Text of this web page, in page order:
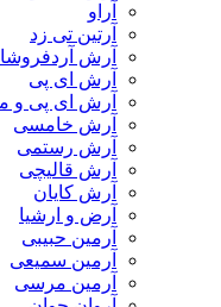
آرتین تی زد
آرش آردفروشان
آرش ای پی
آرش ای پی و مسیح
آرش خامسی
آرش رستمی
آرش قالیچی
آرش کایان
​آرض و ارشیا
آرمین حبیبی
آرمین سمیعی
آرمین مرسی